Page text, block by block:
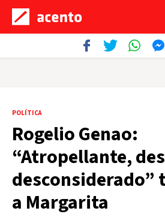
POLÍTICA
Rogelio Genao:
“Atropellante,
desconsiderado”
a Margarita